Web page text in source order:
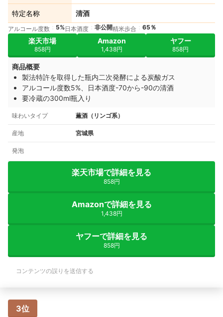
特定名称 清酒
アルコール度数 5%日本酒度 非公開精米歩合 65％
楽天市場
858円
Amazon
1,438円
ヤフー
858円
商品概要
製法特許を取得した瓶内二次発酵による炭酸ガス
アルコール度数5%、日本酒度-70から-90の清酒
要冷蔵の300ml瓶入り
味わいタイプ 薫酒（リンゴ系）
産地 宮城県
発泡
楽天市場で詳細を見る
858円
Amazonで詳細を見る
1,438円
ヤフーで詳細を見る
858円
コンテンツの誤りを送信する
3位